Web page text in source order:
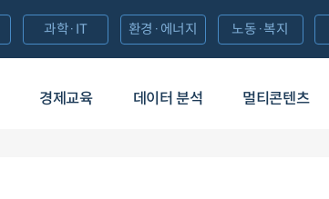
경제교육 데이터 분석 멀티콘텐츠
과학·IT 환경·에너지 노동·복지